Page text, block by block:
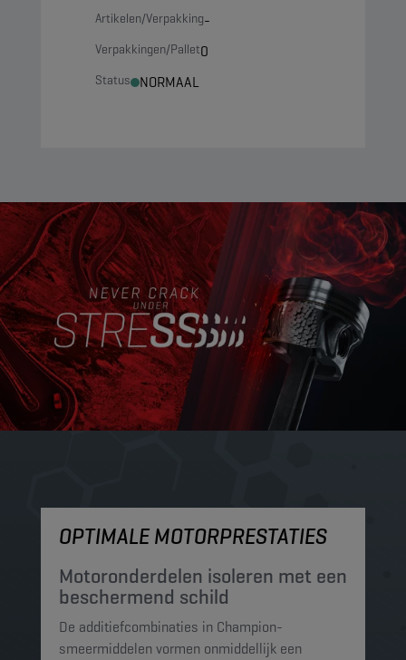
Artikelen/Verpakking-
Verpakkingen/Pallet0
Status NORMAAL
OPTIMALE MOTORPRESTATIES
Motoronderdelen isoleren met een
beschermend schild
De additiefcombinaties in Champion-
smeermiddelen vormen onmiddellijk een